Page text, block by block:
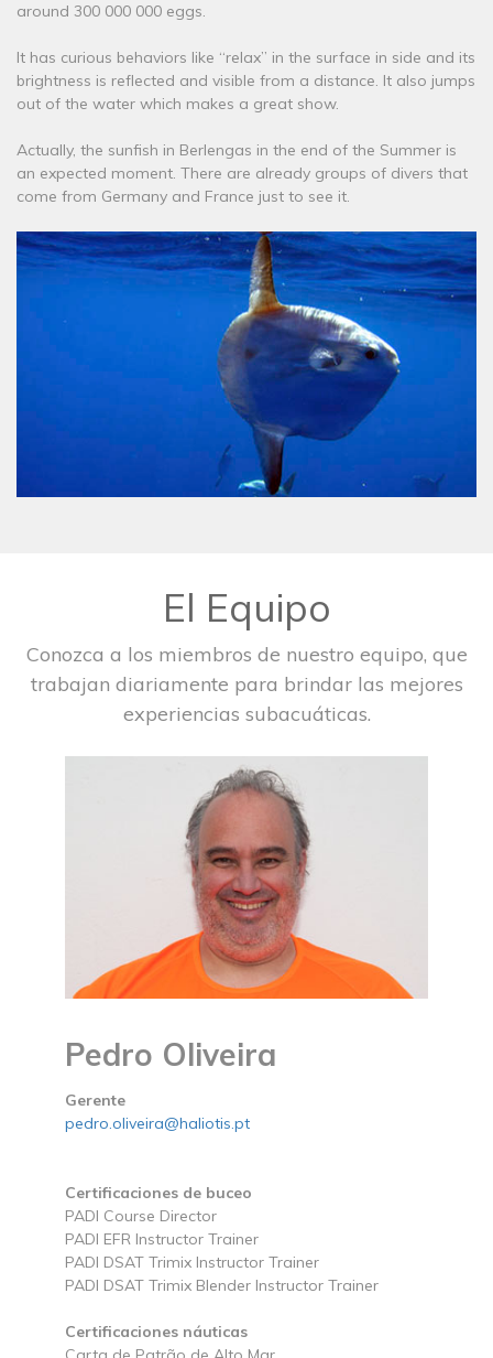
around 300 000 000 eggs.
It has curious behaviors like “relax” in the surface in side and its
brightness is reflected and visible from a distance. It also jumps
out of the water which makes a great show.
Actually, the sunfish in Berlengas in the end of the Summer is
an expected moment. There are already groups of divers that
come from Germany and France just to see it.
El Equipo
Conozca a los miembros de nuestro equipo, que
trabajan diariamente para brindar las mejores
experiencias subacuáticas.
Pedro Oliveira
Gerente
pedro.oliveira@haliotis.pt
Certificaciones de buceo
PADI Course Director
PADI EFR Instructor Trainer
PADI DSAT Trimix Instructor Trainer
PADI DSAT Trimix Blender Instructor Trainer
Certificaciones náuticas